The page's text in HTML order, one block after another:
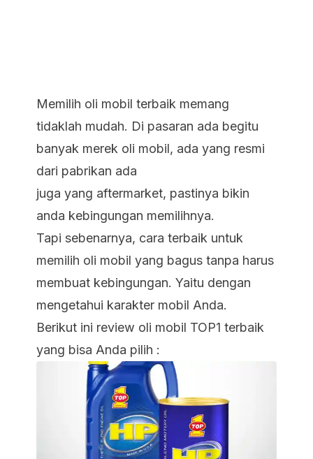
Memilih oli mobil terbaik memang
tidaklah mudah. Di pasaran ada begitu
banyak merek oli mobil, ada yang resmi
dari pabrikan ada
juga yang aftermarket, pastinya bikin
anda kebingungan memilihnya.
Tapi sebenarnya, cara terbaik untuk
memilih oli mobil yang bagus tanpa harus
membuat kebingungan. Yaitu dengan
mengetahui karakter mobil Anda.
Berikut ini review oli mobil TOP1 terbaik
yang bisa Anda pilih :